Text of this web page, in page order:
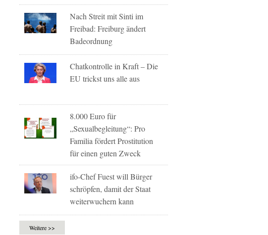
Nach Streit mit Sinti im
Freibad: Freiburg ändert
Badeordnung
Chatkontrolle in Kraft – Die
EU trickst uns alle aus
8.000 Euro für
„Sexualbegleitung“: Pro
Familia fördert Prostitution
für einen guten Zweck
ifo-Chef Fuest will Bürger
schröpfen, damit der Staat
weiterwuchern kann
Weitere >>